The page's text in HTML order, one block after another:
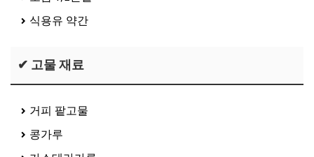
식용유 약간
✔ 고물 재료
거피 팥고물
콩가루